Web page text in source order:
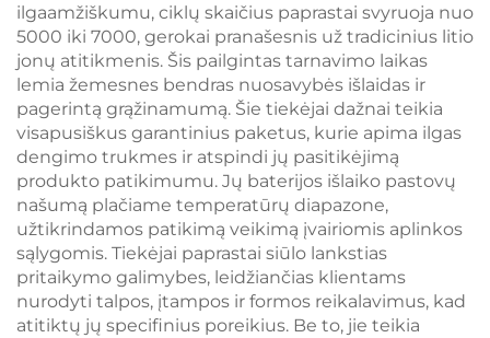
ilgaamžiškumu, ciklų skaičius paprastai svyruoja nuo
5000 iki 7000, gerokai pranašesnis už tradicinius litio
jonų atitikmenis. Šis pailgintas tarnavimo laikas
lemia žemesnes bendras nuosavybės išlaidas ir
pagerintą grąžinamumą. Šie tiekėjai dažnai teikia
visapusiškus garantinius paketus, kurie apima ilgas
dengimo trukmes ir atspindi jų pasitikėjimą
produkto patikimumu. Jų baterijos išlaiko pastovų
našumą plačiame temperatūrų diapazone,
užtikrindamos patikimą veikimą įvairiomis aplinkos
sąlygomis. Tiekėjai paprastai siūlo lankstias
pritaikymo galimybes, leidžiančias klientams
nurodyti talpos, įtampos ir formos reikalavimus, kad
atitiktų jų specifinius poreikius. Be to, jie teikia